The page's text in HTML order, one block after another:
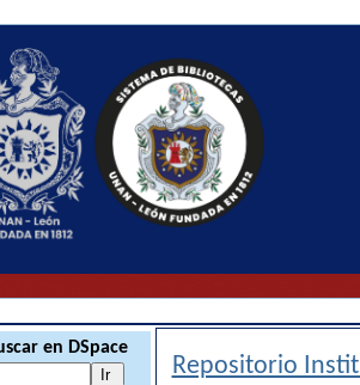
en DSpace
Repositorio